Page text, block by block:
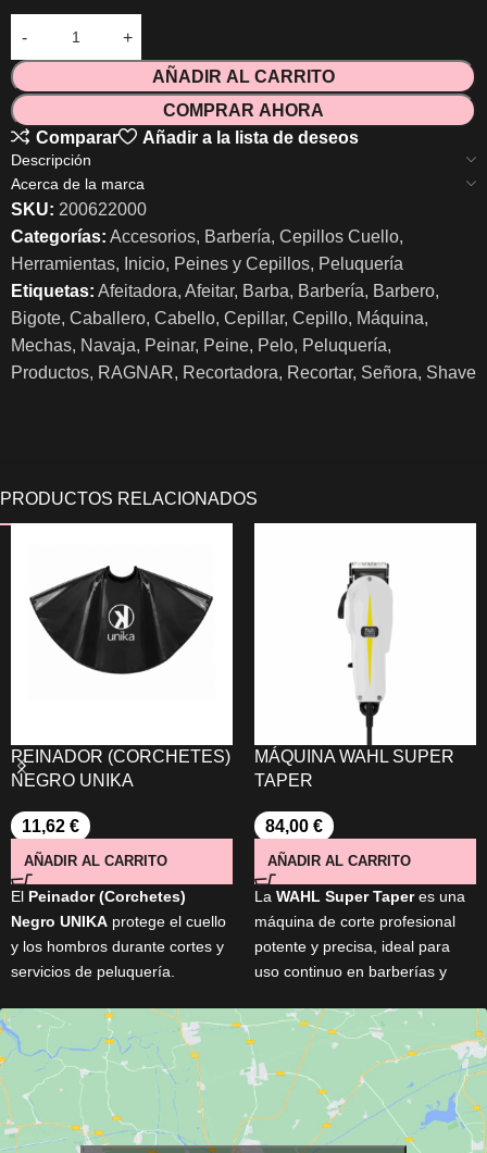
AÑADIR AL CARRITO
COMPRAR AHORA
Comparar
Añadir a la lista de deseos
Descripción
Acerca de la marca
SKU: 200622000
Categorías: Accesorios, Barbería, Cepillos Cuello,
Herramientas, Inicio, Peines y Cepillos, Peluquería
Etiquetas: Afeitadora, Afeitar, Barba, Barbería, Barbero,
Bigote, Caballero, Cabello, Cepillar, Cepillo, Máquina,
Mechas, Navaja, Peinar, Peine, Pelo, Peluquería,
Productos, RAGNAR, Recortadora, Recortar, Señora, Shave
PEINADOR (CORCHETES)
NEGRO UNIKA
11,62 €
AÑADIR AL CARRITO
El Peinador (Corchetes)
Negro UNIKA protege el cuello
y los hombros durante cortes y
servicios de peluquería.
impermeable y resistente,
incorporacierre de corchetes
para un ajuste cómodo para
facilitar el trabajo profesional.
Su color negro aporta una
imagen elegante y es muy fácil
MÁQUINA WAHL SUPER
TAPER
84,00 €
AÑADIR AL CARRITO
La WAHL Super Taperes una
máquina de corte profesional
potente y precisa, ideal para
uso continuo en barberías y
V5000 de alto rendimiento
cuchillas cromadas ajustables,
ofrece un corte uniforme y
duradero. Incluye 4 peines guía
y accesorios esenciales.